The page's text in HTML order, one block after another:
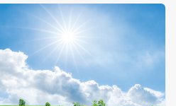
行多麼重要！ 修行的
們為什麼要修行。很多
卻不知道為什麼要修
不要再讓靈性輪迴，尤
世界去。換句話說，修
體
方智慧和無明，就是一